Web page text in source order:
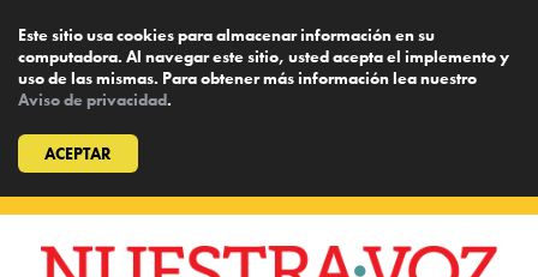
Este sitio usa cookies para almacenar información en su
computadora. Al navegar este sitio, usted acepta el implemento y
uso de las mismas. Para obtener más información lea nuestro
Aviso de privacidad.
ACEPTAR
content